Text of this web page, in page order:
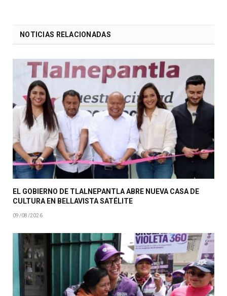
NOTICIAS RELACIONADAS
EL GOBIERNO DE TLALNEPANTLA ABRE NUEVA CASA DE
CULTURA EN BELLAVISTA SATÉLITE
09/08/2026